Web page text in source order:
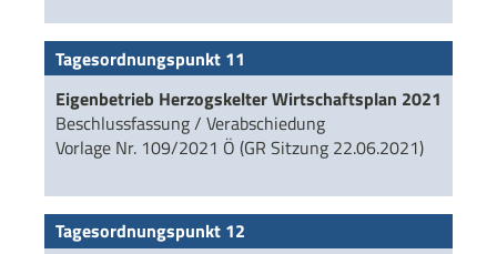
Tagesordnungspunkt 11
Eigenbetrieb Herzogskelter Wirtschaftsplan 2021
Beschlussfassung / Verabschiedung
Vorlage Nr. 109/2021 Ö (GR Sitzung 22.06.2021)
Tagesordnungspunkt 12